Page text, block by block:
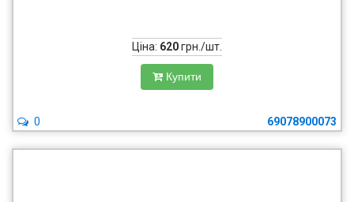
Ціна: 620грн./шт.
Купити
69078900073
0